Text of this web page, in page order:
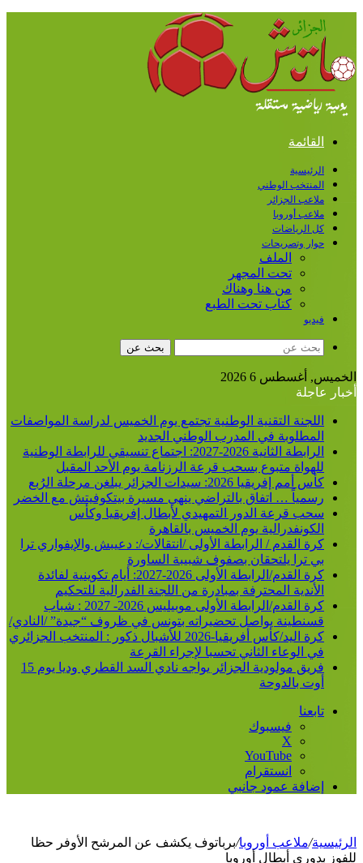
القائمة
الرئيسية
المنتخب الوطني
ملاعب الجزائر
ملاعب أوروبا
كل الرياضات
حوار وتصريحات
الملف
تحت المجهر
من هنا وهناك
كتاب تحت الطبع
فيديو
بحث عن
الخميس, أغسطس 6 2026
أخبار عاجلة
اللجنة التقنية الوطنية تجتمع يوم الخميس لدراسة المواصفات
المطلوبة في المدرب الوطني الجديد
الرابطة الثانية 2026-2027: اجتماع تنسيقي للرابطة الوطنية
للهواة متبوع بسحب قرعة الرزنامة يوم الأحد المقبل
كأس أمم إفريقيا 2026: سيدات الجزائر يبلغن مرحلة الرُبع
رسمياً … اتفاق بالتراضي ينهي مسيرة بيتكوفيتش مع الخضر
سحب قرعة الدور التمهيدي لأبطال إفريقيا وكأس
الكونفدرالية يوم الخميس بالقاهرة
كرة القدم / الرابطة الأولى /انتقالات/: دعيبش والإيفواري ترا
بي ترا يلتحقان بصفوف شبيبة الساورة
كرة القدم/الرابطة الأولى 2026-2027: أيام تكوينية لفائدة
الأندية المحترفة بمبادرة من اللجنة الفدرالية للتحكيم
كرة القدم/الرابطة الأولى موبيليس 2026- 2027 : شباب
قسنطينة يواصل تحضيراته بتونس في ظروف “جيدة” /النادي/
كرة اليد/كأس أفريقيا-2026 للأشبال ذكور : المنتخب الجزائري
في الوعاء الثاني تحسبا لإجراء القرعة
فريق مولودية الجزائر يواجه نادي السد القطري وديا يوم 15
أوت بالدوحة
تابعنا
فيسبوك
‫X
‫YouTube
انستقرام
إضافة عمود جانبي
الرئيسية/ملاعب أوروبا/برباتوف يكشف عن المرشح الأوفر حظا
للفوز بدوري أبطال أوروبا